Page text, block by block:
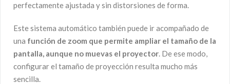
perfectamente ajustada y sin distorsiones de forma.
Este sistema automático también puede ir acompañado de
una función de zoom que permite ampliar el tamaño de la
pantalla, aunque no muevas el proyector. De ese modo,
configurar el tamaño de proyección resulta mucho más
sencilla.